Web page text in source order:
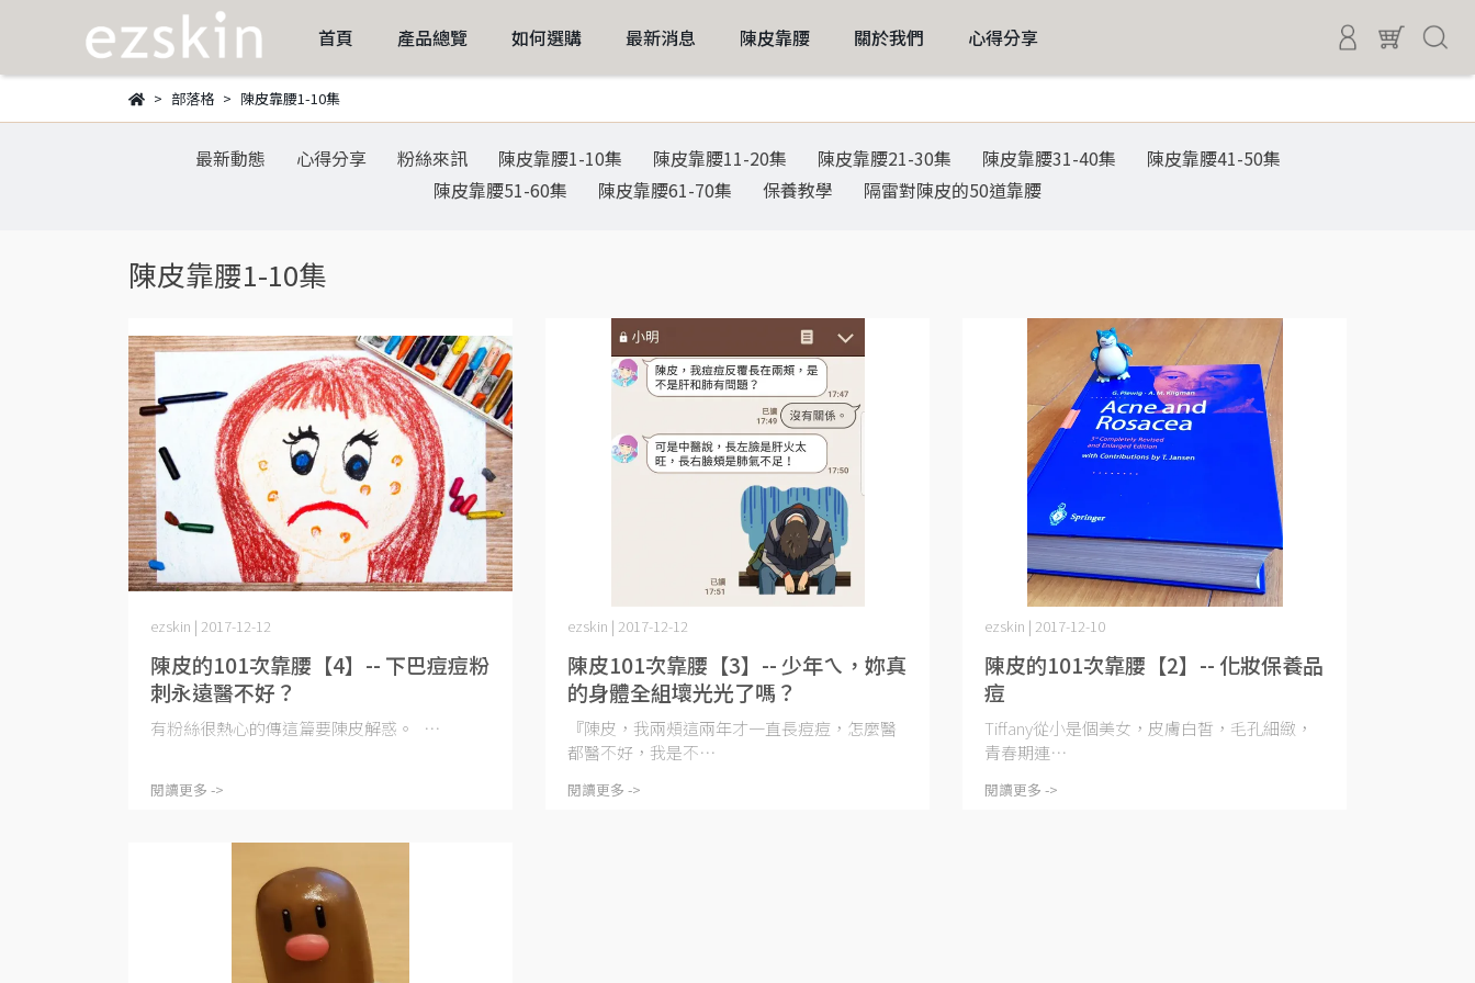
首頁 產品總覽 如何選購 最新消息 陳皮靠腰 關於我們 心得分享
部落格 陳皮靠腰1-10集
最新動態 心得分享 粉絲來訊 陳皮靠腰1-10集 陳皮靠腰11-20集 陳皮靠腰21-30集 陳皮靠腰31-40集
陳皮靠腰41-50集
陳皮靠腰51-60集
陳皮靠腰61-70集 保養教學 隔雷對陳皮的50道靠腰
陳皮靠腰1-10集
陳皮的101次靠腰【4】-- 下巴痘痘粉
刺永遠醫不好？
ezskin | 2017-12-12
有粉絲很熱心的傳這篇要陳皮解惑。 ⋯
閱讀更多 ->
陳皮101次靠腰【3】-- 少年ㄟ，妳真
的身體全組壞光光了嗎？
ezskin | 2017-12-12
『陳皮，我兩頰這兩年才一直長痘痘，怎麼醫
都醫不好，我是不⋯
閱讀更多 ->
陳皮的101次靠腰【2】-- 化妝保養品
痘
ezskin | 2017-12-10
Tiffany從小是個美女，皮膚白皙，毛孔細緻，
青春期連⋯
閱讀更多 ->